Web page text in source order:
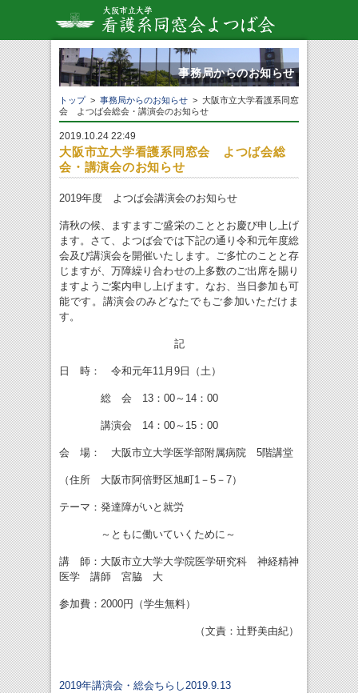
事務局からのお知らせ
トップ > 事務局からのお知らせ > 大阪市立大学看護系同窓
会 よつば会総会・講演会のお知らせ
2019.10.24 22:49
大阪市立大学看護系同窓会 よつば会総
会・講演会のお知らせ
2019年度 よつば会講演会のお知らせ
清秋の候、ますますご盛栄のこととお慶び申し上げ
ます。さて、よつば会では下記の通り令和元年度総
会及び講演会を開催いたします。ご多忙のことと存
じますが、万障繰り合わせの上多数のご出席を賜り
ますようご案内申し上げます。なお、当日参加も可
能です。講演会のみどなたでもご参加いただけま
す。
記
日 時： 令和元年11月9日（土）
総 会 13：00～14：00
講演会 14：00～15：00
会 場： 大阪市立大学医学部附属病院 5階講堂
（住所 大阪市阿倍野区旭町1－5－7）
テーマ：発達障がいと就労
～ともに働いていくために～
講 師：大阪市立大学大学院医学研究科 神経精神
医学 講師 宮脇 大
参加費：2000円（学生無料）
（文責：辻野美由紀）
2019年講演会・総会ちらし2019.9.13